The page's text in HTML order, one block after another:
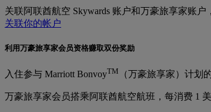
关联阿联酋航空 Skywards 账户和万豪旅享家账
关联你的帐户
利用万豪旅享家会员资格赚取双份奖励
入住参与 Marriott BonvoyTM （万豪旅享家）计划
万豪旅享家会员搭乘阿联酋航空航班，每消费 1